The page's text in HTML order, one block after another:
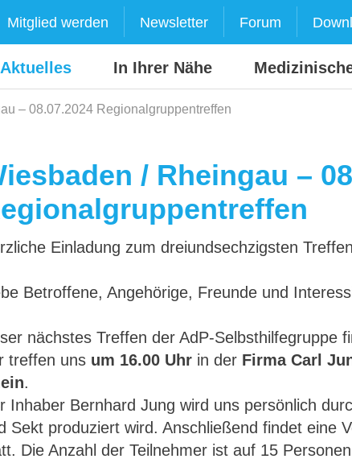
Mitglied werden Newsletter Forum
Aktuelles In Ihrer Nähe
– 08.07.2024 Regionalgruppentreffen
/ Rheingau –
Einladung zum dreiundsechzigsten
Betroffene, Angehörige, Freunde und
nächstes Treffen der AdP-Selbsthilfegruppe
treffen uns um 16.00 Uhr in der Firma Carl
.
Inhaber Bernhard Jung wird uns persönlich
Sekt produziert wird. Anschließend findet eine
Die Anzahl der Teilnehmer ist auf 15